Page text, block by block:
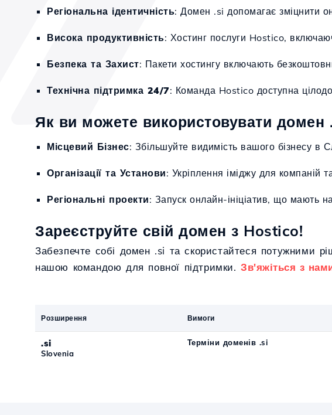
Регіональна ідентичність: Домен .si допомагає зміцнити
Висока продуктивність: Хостинг послуги Hostico,
Безпека та Захист: Пакети хостингу включають
Технічна підтримка 24/7: Команда Hostico доступна
Як ви можете використовувати домен
Місцевий Бізнес: Збільшуйте видимість вашого бізнесу в
Організації та Установи: Укріплення іміджу для компаній
Регіональні проекти: Запуск онлайн-ініціатив, що мають
Зареєструйте свій домен з Hostico!
Забезпечте собі домен .si та скористайтеся потужними
нашою командою для повної підтримки.Зв'яжіться з
Розширення Вимоги
.si
Slovenia
Терміни доменів .si